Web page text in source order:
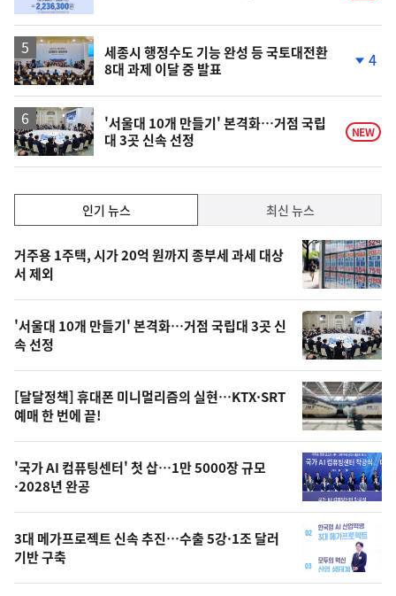
세종시 행정수도 기능 완성 등 국토대전환
8대 과제 이달 중 발표
계
락
4
'서울대 10개 만들기' 본격화…거점 국립
대 3곳 신속 선정
NEW
기,
최
신,
오
늘
의
영
상
오
늘
의
사
진
인기 뉴스 최신 뉴스
기
뉴
스
거주용 1주택, 시가 20억 원까지 종부세 과세 대상
서 제외
'서울대 10개 만들기' 본격화…거점 국립대 3곳 신
속 선정
[달달정책] 휴대폰 미니멀리즘의 실현…KTX·SRT
예매 한 번에 끝!
'국가 AI 컴퓨팅센터' 첫 삽…1만 5000장 규모
·2028년 완공
3대 메가프로젝트 신속 추진…수출 5강·1조 달러
기반 구축